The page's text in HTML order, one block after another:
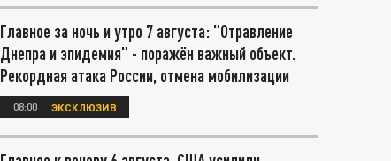
Главное за ночь и утро 7 августа: "Отравление
Днепра и эпидемия" - поражён важный объект.
Рекордная атака России, отмена мобилизации
08:00 ЭКСКЛЮЗИВ